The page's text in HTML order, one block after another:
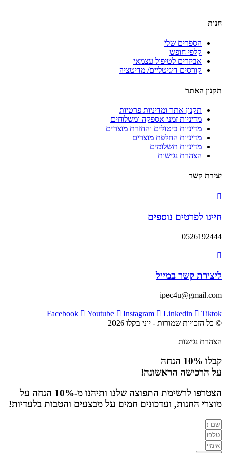
חנות
הספרים שלי
קלפי חופש
אביזרים לטיפול עצמאי
קורסים דיגיטליים/ מדיטציה
תקנון האתר
תקנון אתר ומדיניות פרטיות
מדיניות זמני אספקה ומשלוחים
מדיניות ביטולים והחזרת מוצרים
מדיניות החלפת מוצרים
מדיניות תשלומים
הצהרת נגישות
יצירת קשר
חייגו לפרטים נוספים
0526192444
ליצירת קשר במייל
ipec4u@gmail.com
Facebook Youtube Instagram Linkedin
Tiktok
© כל הזכויות שמורות - יוני בקלו 2026
הצהרת נגישות
קבלו 10% הנחה
על הרכישה הראשונה!
הצטרפו לרשימת התפוצה שלנו ותיהנו מ-10% הנחה על
מוצרי החנות, ועדכונים חמים על מבצעים והטבות בלעדיות!